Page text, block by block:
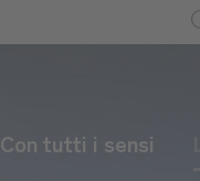
Con tutti i sensi